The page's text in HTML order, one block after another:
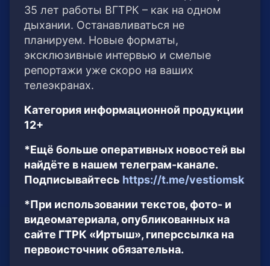
35 лет работы ВГТРК – как на одном
дыхании. Останавливаться не
планируем. Новые форматы,
эксклюзивные интервью и смелые
репортажи уже скоро на ваших
телеэкранах.
Категория информационной продукции
12+
*Ещё больше оперативных новостей вы
найдёте в нашем телеграм-канале.
Подписывайтесь https://t.me/vestiomsk
*При использовании текстов, фото- и
видеоматериала, опубликованных на
сайте ГТРК «Иртыш», гиперссылка на
первоисточник обязательна.